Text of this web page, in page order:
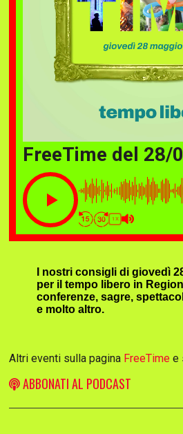
FreeTime del 28/
1X
I nostri consigli di giovedì
per il tempo libero in
conferenze, sagre,
e molto altro.
Altri eventi sulla pagina FreeTime e
ABBONATI AL PODCAST